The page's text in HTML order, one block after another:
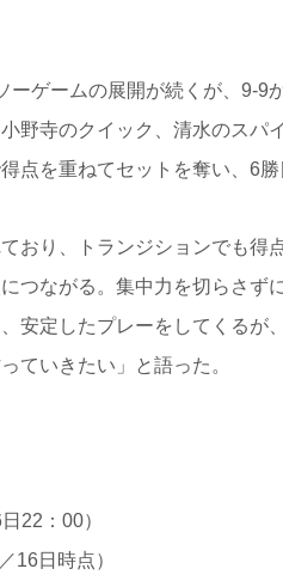
ゲームの展開が続くが、9-9
野寺のクイック、清水のスパ
点を重ねてセットを奪い、6勝
おり、トランジションでも得
つながる。集中力を切らさ
安定したプレーをしてくるが
ていきたい」と語った。
22：00）
16日時点）